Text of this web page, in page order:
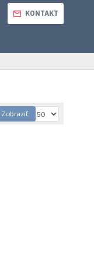
KONTAKT
Zobraziť: